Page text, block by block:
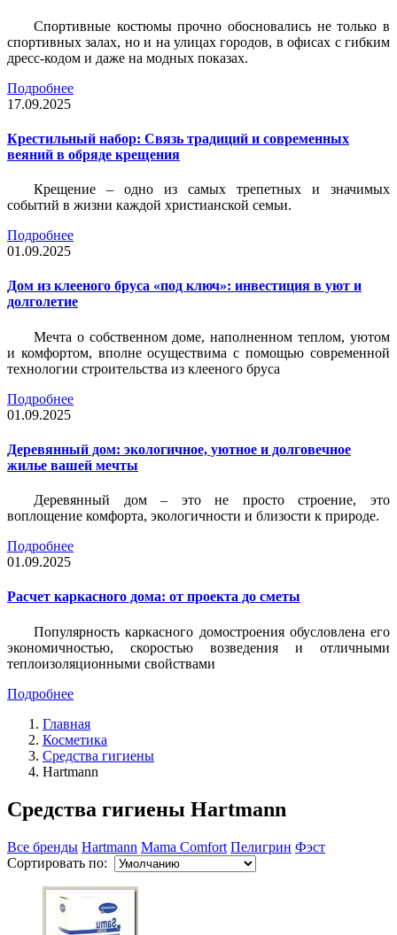
Спортивные костюмы прочно обосновались не только в
спортивных залах, но и на улицах городов, в офисах с гибким
дресс-кодом и даже на модных показах.
Подробнее
17.09.2025
Крестильный набор: Связь традиций и современных
веяний в обряде крещения
Крещение – одно из самых трепетных и значимых
событий в жизни каждой христианской семьи.
Подробнее
01.09.2025
Дом из клееного бруса «под ключ»: инвестиция в уют и
долголетие
Мечта о собственном доме, наполненном теплом, уютом
и комфортом, вполне осуществима с помощью современной
технологии строительства из клееного бруса
Подробнее
01.09.2025
Деревянный дом: экологичное, уютное и долговечное
жилье вашей мечты
Деревянный дом – это не просто строение, это
воплощение комфорта, экологичности и близости к природе.
Подробнее
01.09.2025
Расчет каркасного дома: от проекта до сметы
Популярность каркасного домостроения обусловлена его
экономичностью, скоростью возведения и отличными
теплоизоляционными свойствами
Подробнее
Главная
Косметика
Cредства гигиены
Hartmann
Cредства гигиены Hartmann
Все бренды Hartmann Mama Comfort Пелигрин Фэст
Сортировать по: